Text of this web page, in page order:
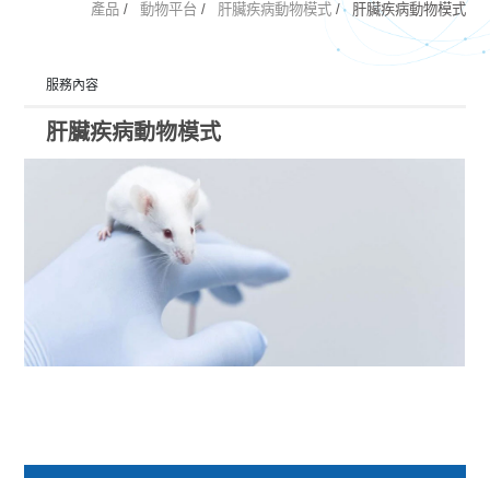
產品 動物平台 肝臟疾病動物模式 肝臟疾病動物模式
服務內容
肝臟疾病動物模式